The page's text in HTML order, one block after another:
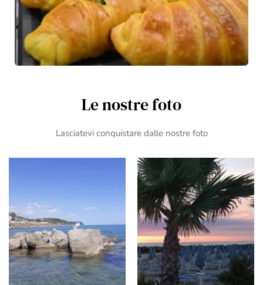
Le nostre foto
Lasciatevi conquistare dalle nostre foto